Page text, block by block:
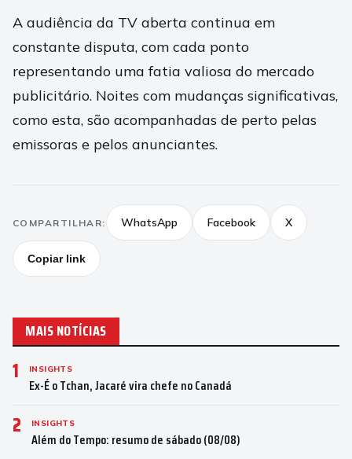
A audiência da TV aberta continua em
constante disputa, com cada ponto
representando uma fatia valiosa do mercado
publicitário. Noites com mudanças significativas,
como esta, são acompanhadas de perto pelas
emissoras e pelos anunciantes.
COMPARTILHAR: WhatsApp Facebook X
Copiar link
MAIS NOTÍCIAS
1 INSIGHTS
Ex-É o Tchan, Jacaré vira chefe no Canadá
2 INSIGHTS
Além do Tempo: resumo de sábado (08/08)